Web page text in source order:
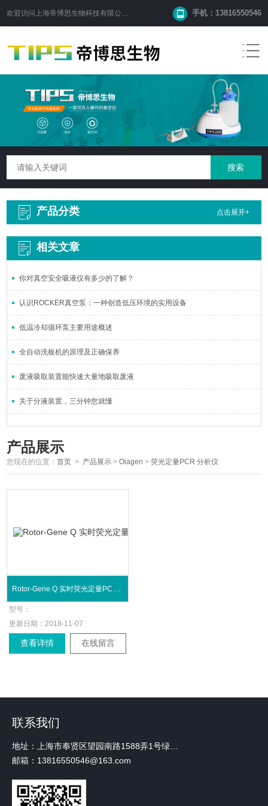
欢迎访问 上海帝博思生物科技有限公司 手机：13816550546
产品分类 点击展开+
相关文章
你对真空安全吸液仪有多少的了解？
认识ROCKER真空泵：一种创造低压环境的实用设备
低温冷却循环泵主要用途概述
全自动洗板机的原理及正确保养
废液吸取装置能快速大量地吸取废液
关于分液装置，三分钟您就懂
产品展示
您现在的位置：首页 > 产品展示 >Oiagen >荧光定量PCR 分析仪
型号：
更新日期： 2018-11-07
查看详情 在线留言
联系我们
邮箱：13816550546@163.com